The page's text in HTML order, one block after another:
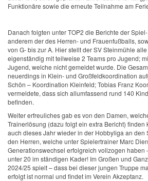
Funktionäre sowie die erneute Teilnahme am
Danach folgten unter TOP2 die Berichte der
anderem der des Herren- und Frauenfußballs,
von G- bis zur A. Hier stellt der SV Steinmühle
eigenständig mit teilweise 2 Teams pro Jugend;
Jugend, welche nicht gemeldet wurde. Die
neuerdings in Klein- und Großfeldkoordination
Schön – Koordination Kleinfeld; Tobias Franz
vermeldete, dass sich allumfassend rund 140
befinden.
Weiter erfreuliches gab es von den Damen,
Trainerlösung (dazu folgt ein extra Bericht) finden
auch dieses Jahr wieder in der Hobbyliga an den
den Herren, welche unter Spielertrainer Marc
Generationswechsel erfolgreich vollzogen haben
unter 20 im ständigen Kader! Im Großen und
2024/25 spielt – dass bei dieser jungen Truppe
erfolgt ist normal und findet im Verein Akzeptanz.